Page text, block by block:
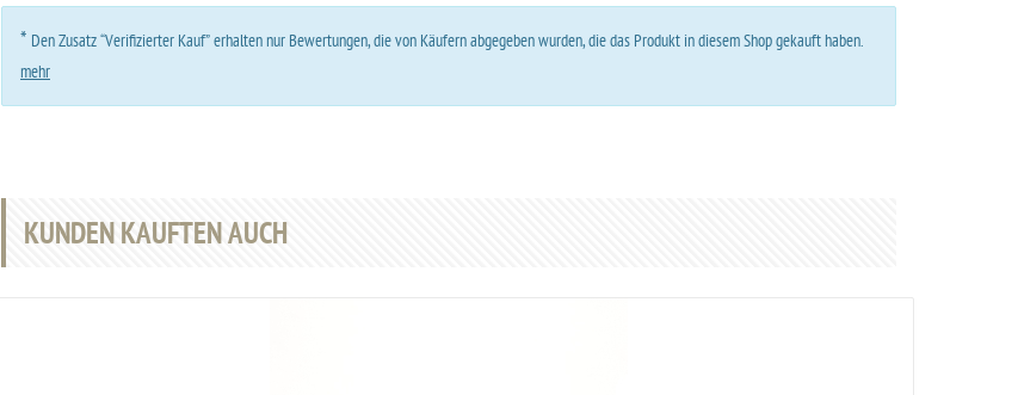
* Den Zusatz “Verifizierter Kauf” erhalten nur Bewertungen, die von Käufern abgegeben wurden, die das Produkt in diesem Shop gekauft haben.
mehr
KUNDEN KAUFTEN AUCH